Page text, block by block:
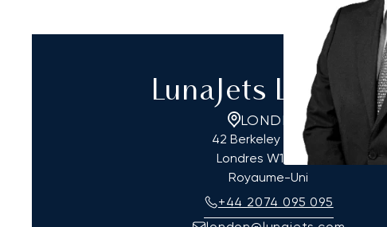
LunaJets Londres
LONDRES
42 Berkeley Square
Londres W1J 5AW
Royaume-Uni
+44 2074 095 095